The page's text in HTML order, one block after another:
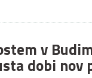
v
dobi nov